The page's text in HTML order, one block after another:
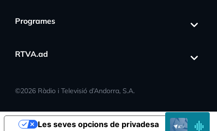
Programes
RTVA.ad
©2026 Ràdio i Televisió d’Andorra, S.A.
EN
DIRECTELes seves opcions de privadesa